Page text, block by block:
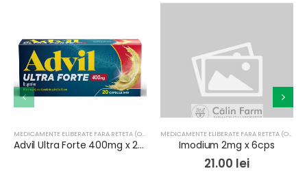
MEDICAMENTE ELIBERATE FARA RETETA (OTC)
Advil Ultra Forte 400mg x 20cps moi
MEDICAMENTE ELIBERATE FARA RETETA (OTC)
Imodium 2mg x 6cps
21.00 lei